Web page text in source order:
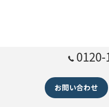
お問い合わせ